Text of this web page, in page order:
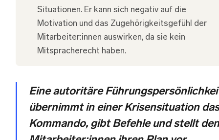
Situationen. Er kann sich negativ auf die
Motivation und das Zugehörigkeitsgefühl der
Mitarbeiter:innen auswirken, da sie kein
Mitspracherecht haben.
Eine autoritäre
übernimmt in einer Krisensituation das
Kommando, gibt Befehle und stellt den